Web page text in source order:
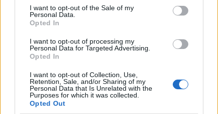
consent section.
I want to opt-out of the Sale of my
Personal Data.
Opted In
I want to opt-out of processing my
Personal Data for Targeted Advertising.
Opted In
I want to opt-out of Collection, Use,
Retention, Sale, and/or Sharing of my
Personal Data that Is Unrelated with the
Purposes for which it was collected.
Opted Out